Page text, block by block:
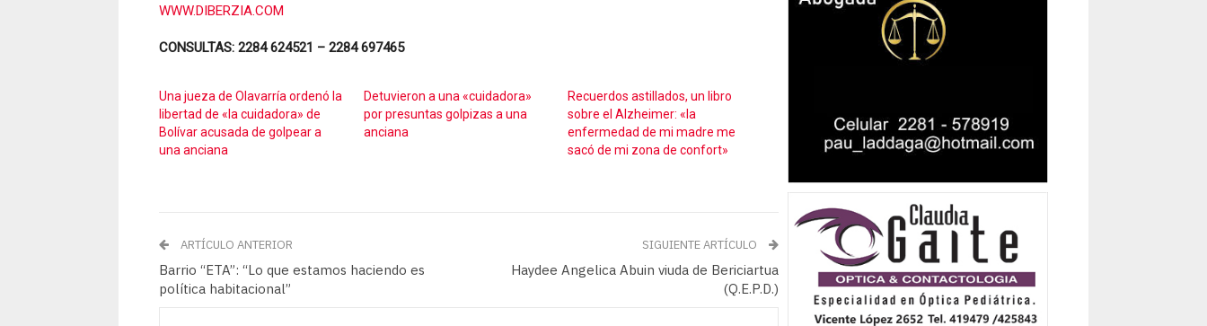
WWW.DIBERZIA.COM
CONSULTAS: 2284 624521 – 2284 697465
Una jueza de Olavarría ordenó la
libertad de «la cuidadora» de
Bolívar acusada de golpear a
una anciana
Detuvieron a una «cuidadora»
por presuntas golpizas a una
anciana
Recuerdos astillados, un libro
sobre el Alzheimer: «la
enfermedad de mi madre me
sacó de mi zona de confort»
ARTÍCULO ANTERIOR
Barrio “ETA”: “Lo que estamos haciendo es
política habitacional”
SIGUIENTE ARTÍCULO
Haydee Angelica Abuin viuda de Bericiartua
(Q.E.P.D.)